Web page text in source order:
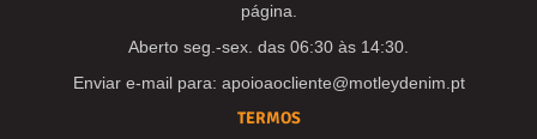
página.
Aberto seg.-sex. das 06:30 às 14:30.
Enviar e-mail para: apoioaocliente@motleydenim.pt
TERMOS